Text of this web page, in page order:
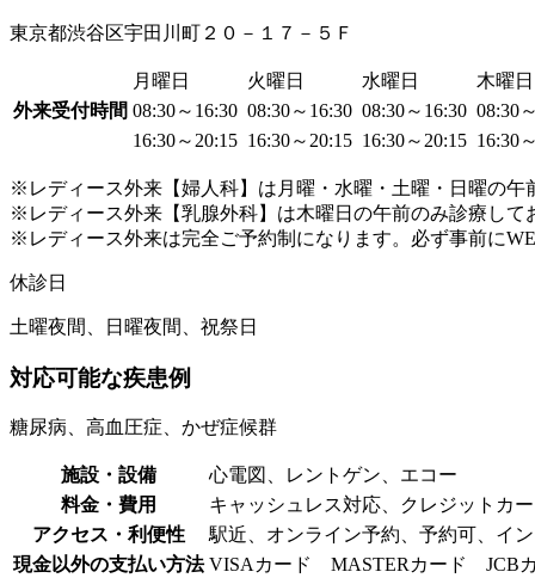
東京都渋谷区宇田川町２０－１７－５Ｆ
月曜日 火曜日 水曜日 木曜日
外来受付時間 08:30～16:30 08:30～16:30 08:30～16:30 08:30
16:30～20:15 16:30～20:15 16:30～20:15 16:30
※レディース外来【婦人科】は月曜・水曜・土曜・日曜の午
※レディース外来【乳腺外科】は木曜日の午前のみ診療して
※レディース外来は完全ご予約制になります。必ず事前に
休診日
土曜夜間、日曜夜間、祝祭日
対応可能な疾患例
糖尿病、高血圧症、かぜ症候群
施設・設備
心電図、レントゲン、エコー
料金・費用
キャッシュレス対応、クレジットカ
アクセス・利便性
駅近、オンライン予約、予約可、イ
現金以外の支払い方法 VISAカード MASTERカード JCB